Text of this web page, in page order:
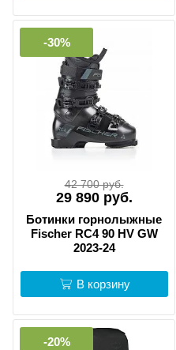
-30%
42 700 руб.
29 890 руб.
Ботинки горнолыжные
Fischer RC4 90 HV GW
2023-24
В корзину
-20%